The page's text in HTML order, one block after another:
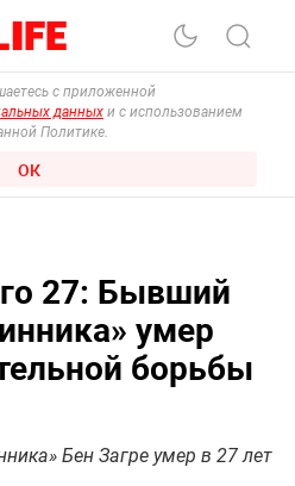
с приложенной
данных и с использованием
Политике.
ОК
27: Бывший
умер
борьбы
Бен Загре умер в 27 лет